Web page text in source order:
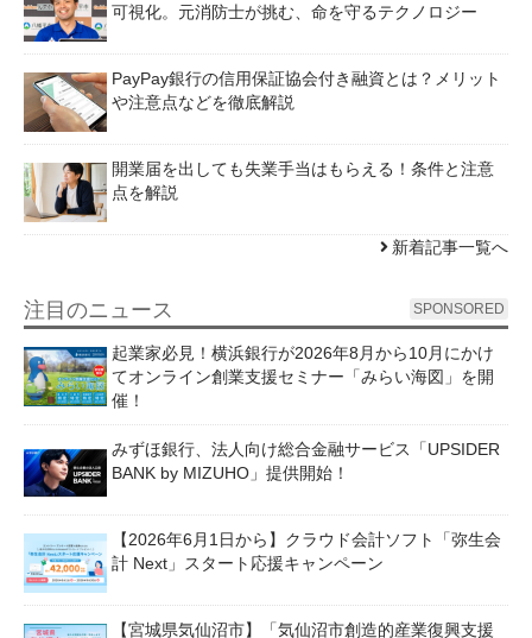
可視化。元消防士が挑む、命を守るテクノロジー
PayPay銀行の信用保証協会付き融資とは？メリット
や注意点などを徹底解説
開業届を出しても失業手当はもらえる！条件と注意
点を解説
新着記事一覧へ
注目のニュース SPONSORED
起業家必見！横浜銀行が2026年8月から10月にかけ
てオンライン創業支援セミナー「みらい海図」を開
催！
みずほ銀行、法人向け総合金融サービス「UPSIDER
BANK by MIZUHO」提供開始！
【2026年6月1日から】クラウド会計ソフト「弥生会
計 Next」スタート応援キャンペーン
【宮城県気仙沼市】「気仙沼市創造的産業復興支援